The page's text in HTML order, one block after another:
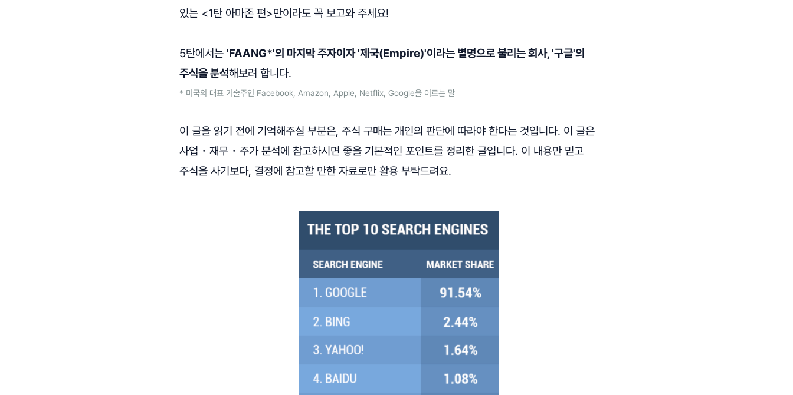
있는 <1탄 아마존 편>만이라도 꼭 보고와 주세요!
5탄에서는 'FAANG*'의 마지막 주자이자 '제국(Empire)'이라는 별명으로 불리는 회사, '구글'의
주식을 분석해보려 합니다.
* 미국의 대표 기술주인 Facebook, Amazon, Apple, Netflix, Google을 이르는 말
이 글을 읽기 전에 기억해주실 부분은, 주식 구매는 개인의 판단에 따라야 한다는 것입니다. 이 글은
사업・재무・주가 분석에 참고하시면 좋을 기본적인 포인트를 정리한 글입니다. 이 내용만 믿고
주식을 사기보다, 결정에 참고할 만한 자료로만 활용 부탁드려요.